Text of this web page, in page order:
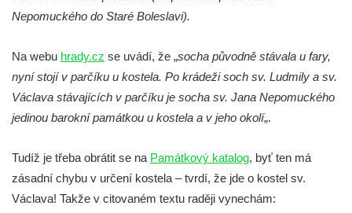
kostela svatého Mikuláše v Českých
Socha svatého Jana Nepomuckého u
kostela svaté Rodiny v Českých
Budějovicích
Socha S tebou v parku na Senovážném
Nepomuckého do Staré Boleslavi).
Na webu hrady.cz se uvádí, že „socha původně stávala u fary,
nyní stojí v parčíku u kostela. Po krádeži soch sv. Ludmily a sv.
Václava stávajících v parčíku je socha sv. Jana Nepomuckého
jedinou barokní památkou u kostela a v jeho okolí„.
Tudíž je třeba obrátit se na Památkový katalog, byť ten má
zásadní chybu v určení kostela – tvrdí, že jde o kostel sv.
Václava! Takže v citovaném textu raději vynechám: